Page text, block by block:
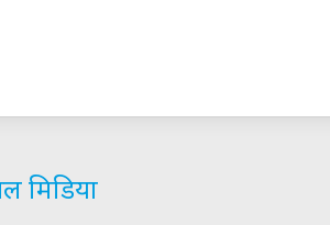
मिडिया